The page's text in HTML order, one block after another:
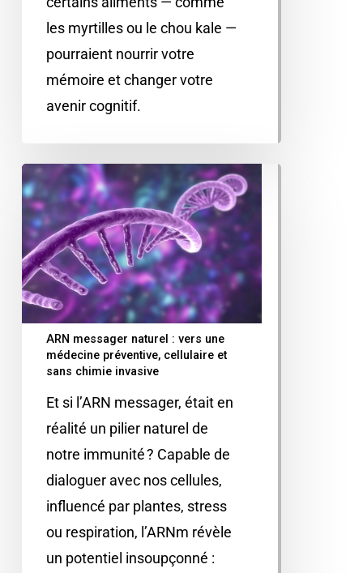
les myrtilles ou le chou kale —
pourraient nourrir votre
mémoire et changer votre
avenir cognitif.
ARN messager naturel : vers une
médecine préventive, cellulaire et
sans chimie invasive
Et si l’ARN messager, était en
réalité un pilier naturel de
notre immunité ? Capable de
dialoguer avec nos cellules,
influencé par plantes, stress
ou respiration, l’ARNm révèle
un potentiel insoupçonné :